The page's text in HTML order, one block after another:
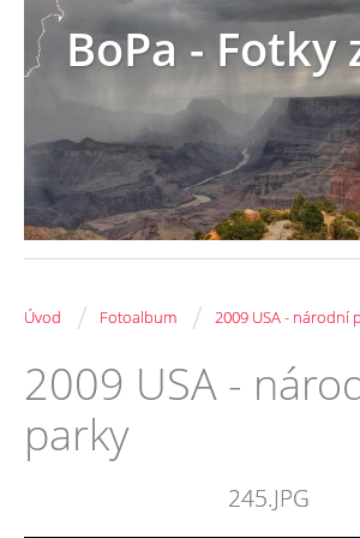
BoPa - Fotky
Úvod / Fotoalbum / 2009 USA - národní
2009 USA -
parky
245.JPG